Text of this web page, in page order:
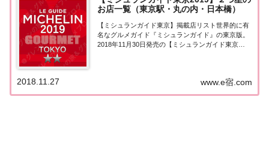
お店一覧（東京駅・丸の内・日本橋）
【ミシュランガイド東京】掲載店リスト世界的に有
名なグルメガイド『ミシュランガイド』の東京版。
2018年11月30日発売の【ミシュランガイド東京
www.e宿.com
2018.11.27